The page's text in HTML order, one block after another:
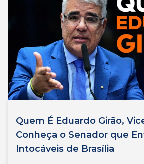
Quem É Eduardo Girão,
Conheça o Senador que
Intocáveis de Brasília